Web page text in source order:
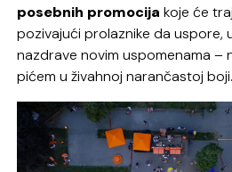
posebnih promocija koje će
pozivajući prolaznike da uspore,
nazdrave novim uspomenama –
pićem u živahnoj narančastoj boji.